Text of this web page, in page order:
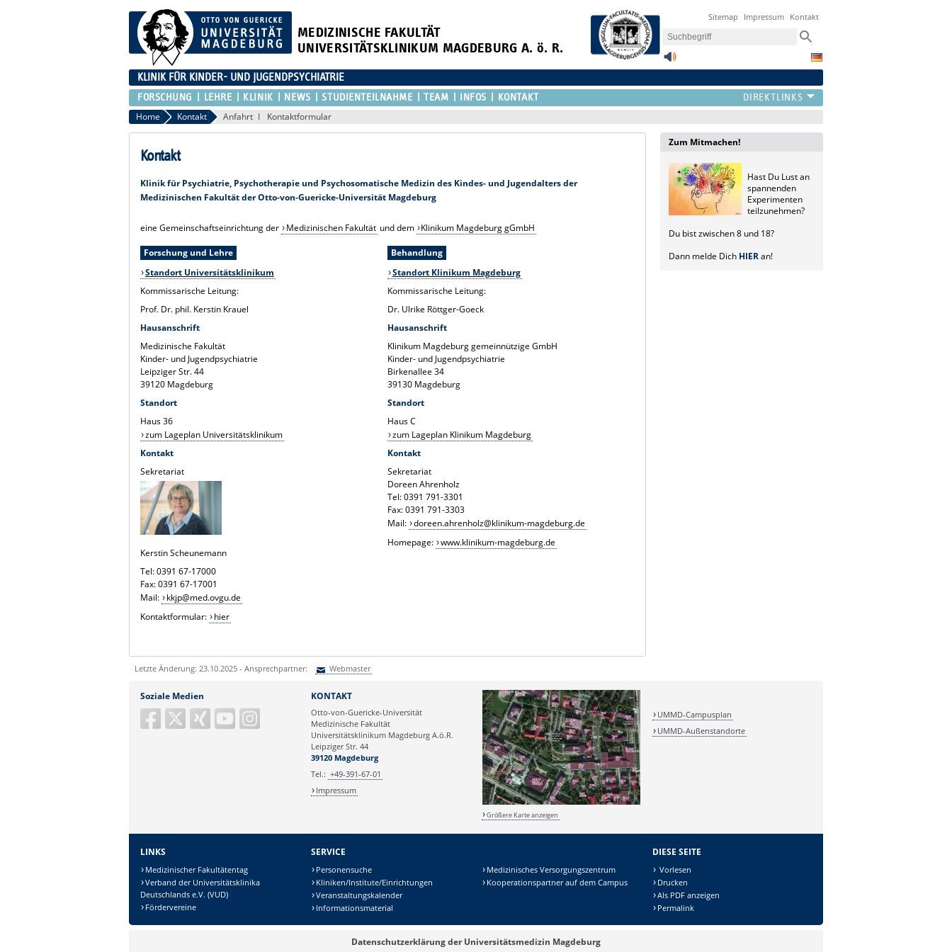
MEDIZINISCHE FAKULTÄT
UNIVERSITÄTSKLINIKUM MAGDEBURG A. ö. R.
Sitemap Impressum Kontakt
KLINIK FÜR KINDER- UND JUGENDPSYCHIATRIE
FORSCHUNG LEHRE KLINIK NEWS STUDIENTEILNAHME TEAM INFOS KONTAKT
Home Kontakt Anfahrt Kontaktformular
Kontakt
Klinik für Psychiatrie, Psychotherapie und Psychosomatische Medizin des Kindes- und Jugendalters der
Medizinischen Fakultät der Otto-von-Guericke-Universität Magdeburg
eine Gemeinschaftseinrichtung der Medizinischen Fakultät und dem Klinikum Magdeburg gGmbH
Forschung und Lehre
Standort Universitätsklinikum
Kommissarische Leitung:
Prof. Dr. phil. Kerstin Krauel
Hausanschrift
Medizinische Fakultät
Kinder- und Jugendpsychiatrie
Leipziger Str. 44
39120 Magdeburg
Standort
Haus 36
zum Lageplan Universitätsklinikum
Kontakt
Sekretariat
Kerstin Scheunemann
Tel: 0391 67-17000
Fax: 0391 67-17001
Mail:
kkjp@med.ovgu.de
Kontaktformular:
hier
Behandlung
Standort Klinikum Magdeburg
Kommissarische Leitung:
Dr. Ulrike Röttger-Goeck
Hausanschrift
Klinikum Magdeburg gemeinnützige GmbH
Kinder- und Jugendpsychiatrie
Birkenallee 34
39130 Magdeburg
Standort
Haus C
zum Lageplan Klinikum Magdeburg
Kontakt
Sekretariat
Doreen Ahrenholz
Tel: 0391 791-3301
Fax: 0391 791-3303
Mail: doreen.ahrenholz@klinikum-magdeburg.de
Homepage: www.klinikum-magdeburg.de
Zum Mitmachen!
Hast Du Lust an
spannenden
Experimenten
teilzunehmen?
Du bist zwischen 8 und 18?
Dann melde Dich HIERan!
Letzte Änderung: 23.10.2025 - Ansprechpartner: Webmaster
Ihre E-Mailadresse:
Soziale Medien KONTAKT
Otto-von-Guericke-Universität
Medizinische Fakultät
Universitätsklinikum Magdeburg A.ö.R.
Leipziger Str. 44
39120 Magdeburg
Tel.: +49-391-67-01
Impressum
Größere Karte anzeigen
UMMD-Campusplan
UMMD-Außenstandorte
LINKS
Medizinischer Fakultätentag
Verband der Universitätsklinika
Deutschlands e.V. (VUD)
Fördervereine
SERVICE
Personensuche
Kliniken/Institute/Einrichtungen
Veranstaltungskalender
Informationsmaterial
Medizinisches Versorgungszentrum
Kooperationspartner auf dem Campus
DIESE SEITE
Vorlesen
Drucken
Als PDF anzeigen
Permalink
Datenschutzerklärung der Universitätsmedizin Magdeburg